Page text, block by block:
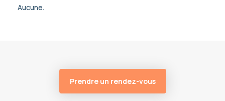
Aucune.
Prendre un rendez-vous